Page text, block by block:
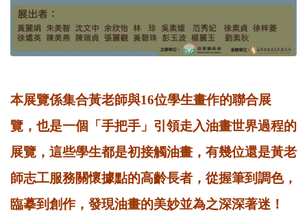
本展覽係集合黃老師與16位學生畫作的聯合展
覽，也是一個「手把手」引領走入油畫世界過程的
展覽，這些學生都是初接觸油畫，有幾位還是黃老
師志工服務關懷據點的高齡長者，從握筆到調色，
臨摹到創作，發現油畫的美妙並為之深深著迷！